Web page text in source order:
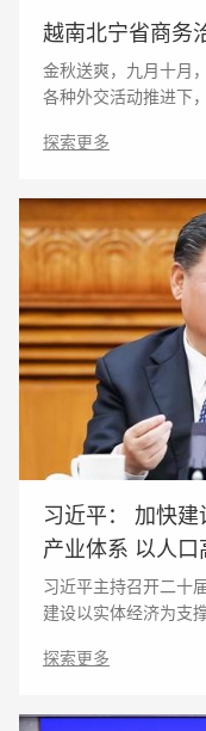
越南北宁省商务
金秋送爽，九月十月
各种外交活动推进下
事活动回眸，思前顾
探索更多
习近平： 加快
产业体系 以人
习近平主持召开二十
建设以实体经济为支
日电 中共中央总
探索更多